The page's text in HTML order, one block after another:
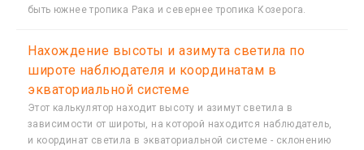
быть южнее тропика Рака и севернее тропика Козерога.
Нахождение высоты и азимута светила по
широте наблюдателя и координатам в
экваториальной системе
Этот калькулятор находит высоту и азимут светила в
зависимости от широты, на которой находится наблюдатель,
и координат светила в экваториальной системе - склонению